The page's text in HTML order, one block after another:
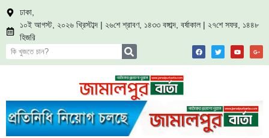
ঢাকা,
১০ই আগস্ট, ২০২৬ খ্রিস্টাব্দ | ২৬শে শ্রাবণ, ১৪৩৩ বঙ্গাব্দ, বর্ষাকাল | ২৭শে সফর, ১৪৪৮
হিজরি